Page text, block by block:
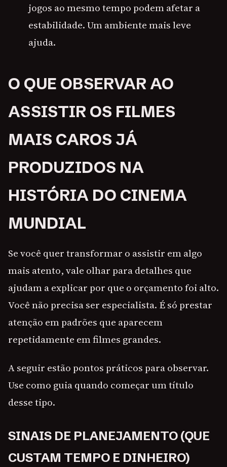
jogos ao mesmo tempo podem afetar a
estabilidade. Um ambiente mais leve
ajuda.
O QUE OBSERVAR AO
ASSISTIR OS FILMES
MAIS CAROS JÁ
PRODUZIDOS NA
HISTÓRIA DO CINEMA
MUNDIAL
Se você quer transformar o assistir em algo
mais atento, vale olhar para detalhes que
ajudam a explicar por que o orçamento foi alto.
Você não precisa ser especialista. É só prestar
atenção em padrões que aparecem
repetidamente em filmes grandes.
A seguir estão pontos práticos para observar.
Use como guia quando começar um título
desse tipo.
SINAIS DE PLANEJAMENTO (QUE
CUSTAM TEMPO E DINHEIRO)